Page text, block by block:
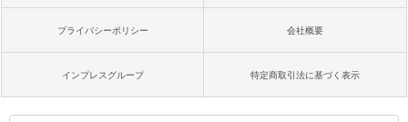
プライバシーポリシー 会社概要
インプレスグループ 特定商取引法に基づく表示